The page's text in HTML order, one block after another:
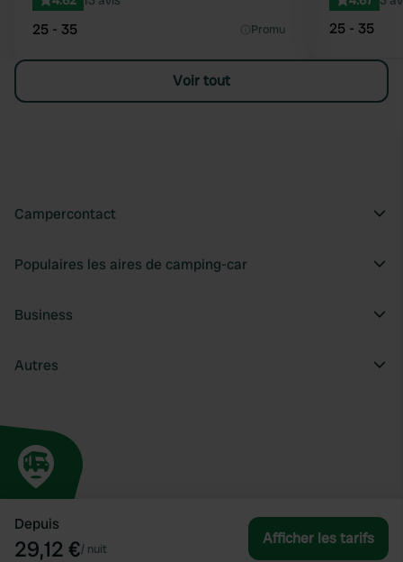
Depuis
29,12 €/ nuit
Afficher les tarifs
25 - 35 Promu 25 - 35
Voir tout
Campercontact
Populaires les aires de camping-car
Business
Autres